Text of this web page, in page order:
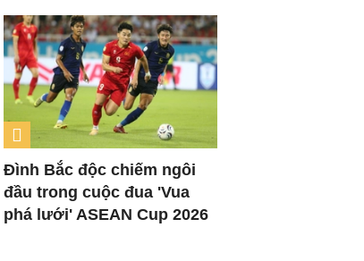
Đình Bắc độc chiếm ngôi
đầu trong cuộc đua 'Vua
phá lưới' ASEAN Cup 2026